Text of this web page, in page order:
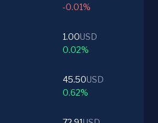
-0.01%
1.00USD
0.02%
45.50USD
0.62%